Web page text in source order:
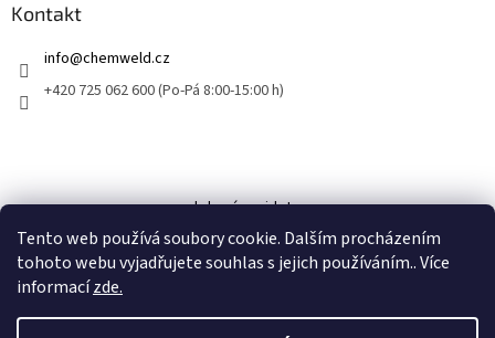
Tento web používá soubory cookie. Dalším procházením
tohoto webu vyjadřujete souhlas s jejich používáním.. Více
informacízde.
Kontakt
info@chemweld.cz
+420 725 062 600 (Po-Pá 8:00-15:00 h)
kde nás najdete